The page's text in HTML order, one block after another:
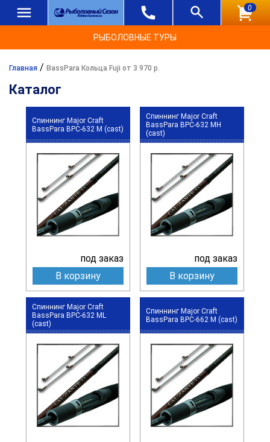
0
РЫБОЛОВНЫЕ ТУРЫ
Главная / BassPara Кольца Fuji от 3 970 р.
Каталог
Спиннинг Major Craft
BassPara BPC-632 M (cast)
под заказ
В корзину
Спиннинг Major Craft
BassPara BPC-632 MH
(cast)
под заказ
В корзину
Спиннинг Major Craft
BassPara BPC-632 ML
(cast)
Спиннинг Major Craft
BassPara BPC-662 M (cast)